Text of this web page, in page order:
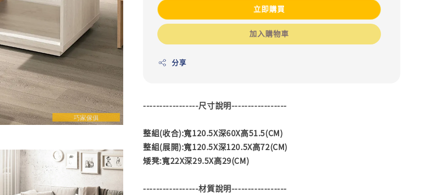
立即購買
加入購物車
分享
-----------------尺寸說明-----------------
整組(收合):寬120.5X深60X高51.5(CM)
整組(展開):寬120.5X深120.5X高72(CM)
矮凳:寬22X深29.5X高29(CM)
-----------------材質說明-----------------